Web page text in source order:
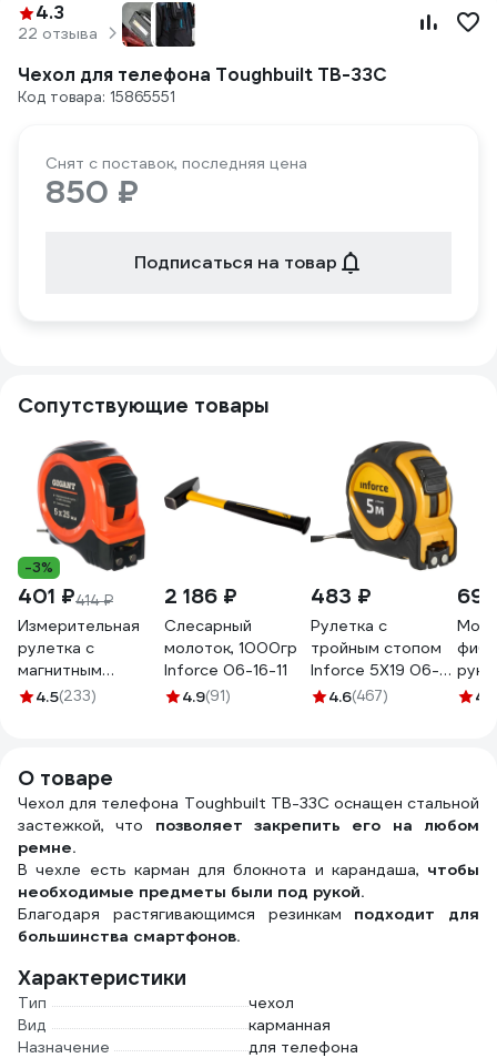
4.3
22 отзыва
Чехол для телефона Toughbuilt TB-33C
Код товара: 15865551
Снят с поставок, последняя цена
850 ₽
Подписаться на товар
Сопутствующие товары
-3%
401 ₽414 ₽
Измерительная
рулетка с
магнитным
крюком, 5x25мм
4.5(233)
2 186 ₽
Слесарный
молоток, 1000гр
Inforce 06-16-11
4.9(91)
483 ₽
Рулетка с
тройным стопом
Inforce 5Х19 06-
11-70
4.6(467) 4.8
О товаре
Чехол для телефона Toughbuilt TB-33C оснащен стальной
застежкой, что позволяет закрепить его на любом
ремне.
В чехле есть карман для блокнота и карандаша, чтобы
необходимые предметы были под рукой.
Благодаря растягивающимся резинкам подходит для
большинства смартфонов.
Характеристики
Тип
чехол
Вид
карманная
Назначение
для телефона